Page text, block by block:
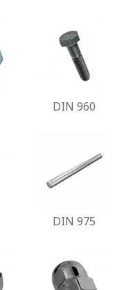
DIN 960
DIN 975